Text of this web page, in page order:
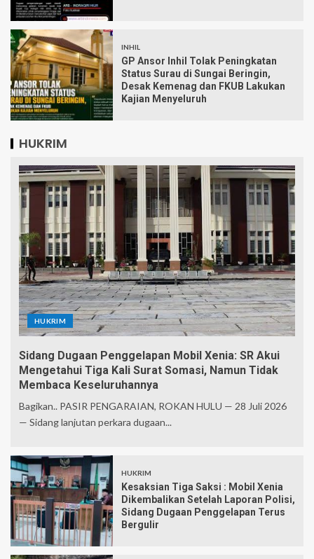
INHIL
GP Ansor Inhil Tolak Peningkatan
Status Surau di Sungai Beringin,
Desak Kemenag dan FKUB Lakukan
Kajian Menyeluruh
HUKRIM
HUKRIM
Sidang Dugaan Penggelapan Mobil Xenia: SR Akui
Mengetahui Tiga Kali Surat Somasi, Namun Tidak
Membaca Keseluruhannya
Bagikan.. PASIR PENGARAIAN, ROKAN HULU — 28 Juli 2026
— Sidang lanjutan perkara dugaan...
HUKRIM
Kesaksian Tiga Saksi : Mobil Xenia
Dikembalikan Setelah Laporan Polisi,
Sidang Dugaan Penggelapan Terus
Bergulir